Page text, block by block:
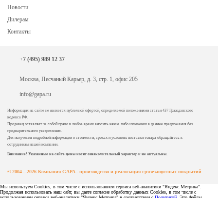
Новости
Дилерам
Контакты
Информация на сайте не является публичной офертой, определяемой положениями статьи 437 Гражданского
кодекса РФ.
Продавец оставляет за собой право в любое время вносить какие-либо изменения в данные предложения без
предварительного уведомления.
Для получения подробной информации о стоимости, сроках и условиях поставки товара обращайтесь к
сотрудникам нашей компании.
Внимание! Указанные на сайте цены носят ознакомительный характер и не актуальны.
© 2004—2026 Компания GAPA - производство и реализация грязезащитных покрытий
+7 (495) 989 12 37
Москва, Песчаный Карьер, д. 3, стр. 1, офис 205
info@gapa.ru
Мы используем Cookies, в том числе с использованием сервиса веб-аналитики "Яндекс.Метрика".
Продолжая использовать наш сайт, вы даете согласие обработку данных Cookies, в том числе с